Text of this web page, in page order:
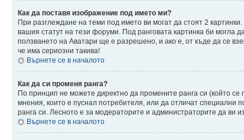
Как да поставя изображение под името ми?
При разглеждане на теми под името ви могат да стоят 2
вашия статут на тези форуми. Под ранговата картинка би могла
ползването на Аватари ще е разрешено, и ако е, от къде да се
че има сериозни такива!
Върнете се в началото
Как да си променя ранга?
По принцип не можете директно да промените ранга си (който
мнения, които е пуснал потребителя, или да отличат
ранга си. Лесното е за модераторите и администраторите да ви
Върнете се в началото